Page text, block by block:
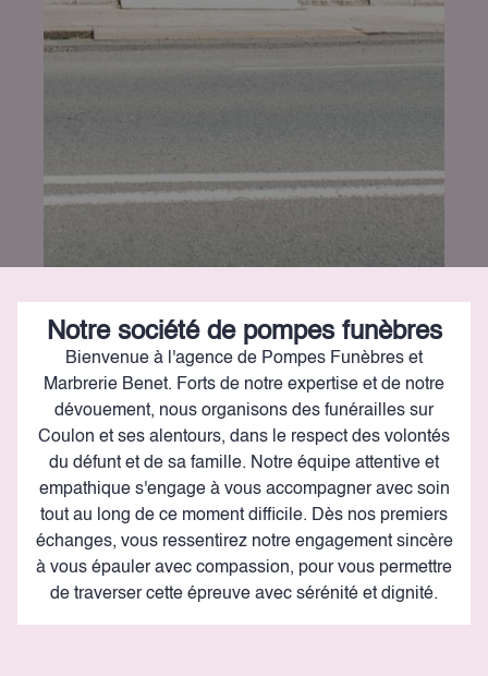
Notre société de pompes funèbres
Bienvenue à l'agence de Pompes Funèbres et
Marbrerie Benet. Forts de notre expertise et de notre
dévouement, nous organisons des funérailles sur
Coulon et ses alentours, dans le respect des volontés
du défunt et de sa famille. Notre équipe attentive et
empathique s'engage à vous accompagner avec soin
tout au long de ce moment difficile. Dès nos premiers
échanges, vous ressentirez notre engagement sincère
à vous épauler avec compassion, pour vous permettre
de traverser cette épreuve avec sérénité et dignité.